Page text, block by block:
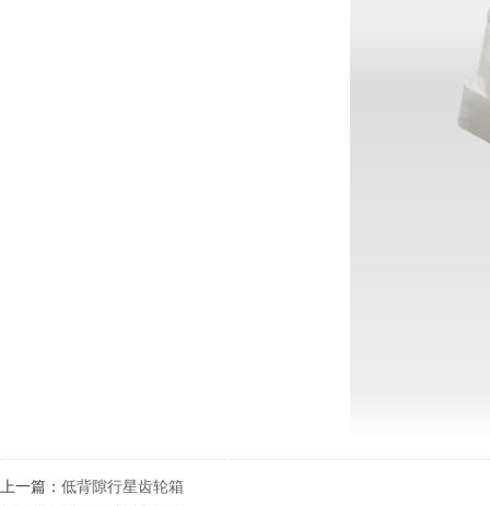
上一篇： 低背隙行星齿轮箱